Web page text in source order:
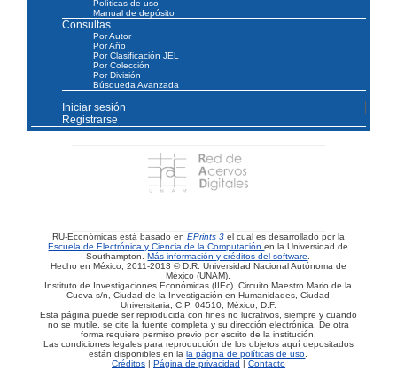
Políticas de uso
Manual de depósito
Consultas
Por Autor
Por Año
Por Clasificación JEL
Por Colección
Por División
Búsqueda Avanzada
Iniciar sesión
Registrarse
RU-Económicas está basado en EPrints 3 el cual es desarrollado por la
Escuela de Electrónica y Ciencia de la Computaciónen la Universidad de
Southampton.Más información y créditos del software.
Hecho en México, 2011-2013 © D.R. Universidad Nacional Autónoma de
México (UNAM).
Instituto de Investigaciones Económicas (IIEc). Circuito Maestro Mario de la
Cueva s/n, Ciudad de la Investigación en Humanidades, Ciudad
Universitaria, C.P. 04510, México, D.F.
Esta página puede ser reproducida con fines no lucrativos, siempre y cuando
no se mutile, se cite la fuente completa y su dirección electrónica. De otra
forma requiere permiso previo por escrito de la institución.
Las condiciones legales para reproducción de los objetos aquí depositados
están disponibles en lala página de políticas de uso.
Créditos| Página de privacidad | Contacto